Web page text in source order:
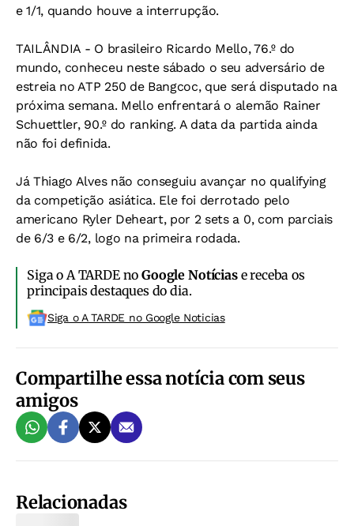
e 1/1, quando houve a interrupção.
TAILÂNDIA - O brasileiro Ricardo Mello, 76.º do
mundo, conheceu neste sábado o seu adversário de
estreia no ATP 250 de Bangcoc, que será disputado na
próxima semana. Mello enfrentará o alemão Rainer
Schuettler, 90.º do ranking. A data da partida ainda
não foi definida.
Já Thiago Alves não conseguiu avançar no qualifying
da competição asiática. Ele foi derrotado pelo
americano Ryler Deheart, por 2 sets a 0, com parciais
de 6/3 e 6/2, logo na primeira rodada.
Siga o A TARDE noGoogle Notíciase receba os
principais destaques do dia.
Siga o A TARDE no Google Noticias
Compartilhe essa notícia com seus
amigos
Relacionadas